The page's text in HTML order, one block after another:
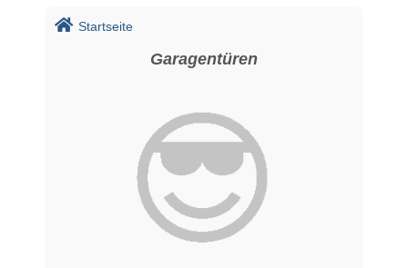
Startseite
Garagentüren